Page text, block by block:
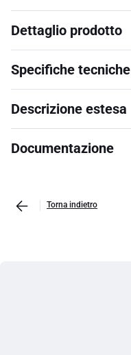
Dettaglio prodotto
Specifiche tecniche
Descrizione estesa
Documentazione
Torna indietro